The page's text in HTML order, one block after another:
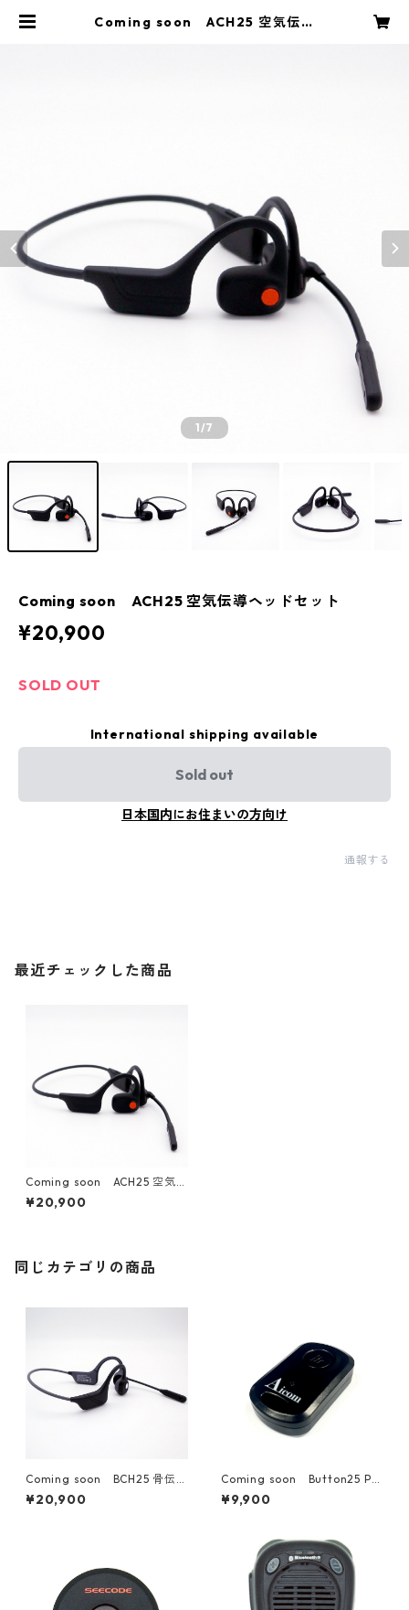
Coming soon ACH25 空気伝導
1/7
Coming soon ACH25 空気伝導ヘッドセット
¥20,900
SOLD OUT
International shipping available
Sold out
日本国内にお住まいの方向け
通報する
最近チェックした商品
Coming soon ACH25 空気伝
導ヘッドセット
¥20,900
同じカテゴリの商品
Coming soon BCH25 骨伝導
ヘッドセット
¥20,900
Coming soon Button25 PT
Tボタン
¥9,900